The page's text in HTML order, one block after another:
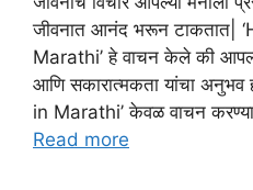
जीवनात आनंद भरून टाकतात|
Marathi’ हे वाचन केले की
आणि सकारात्मकता यांचा
in Marathi’ केवळ वाचन
Read more